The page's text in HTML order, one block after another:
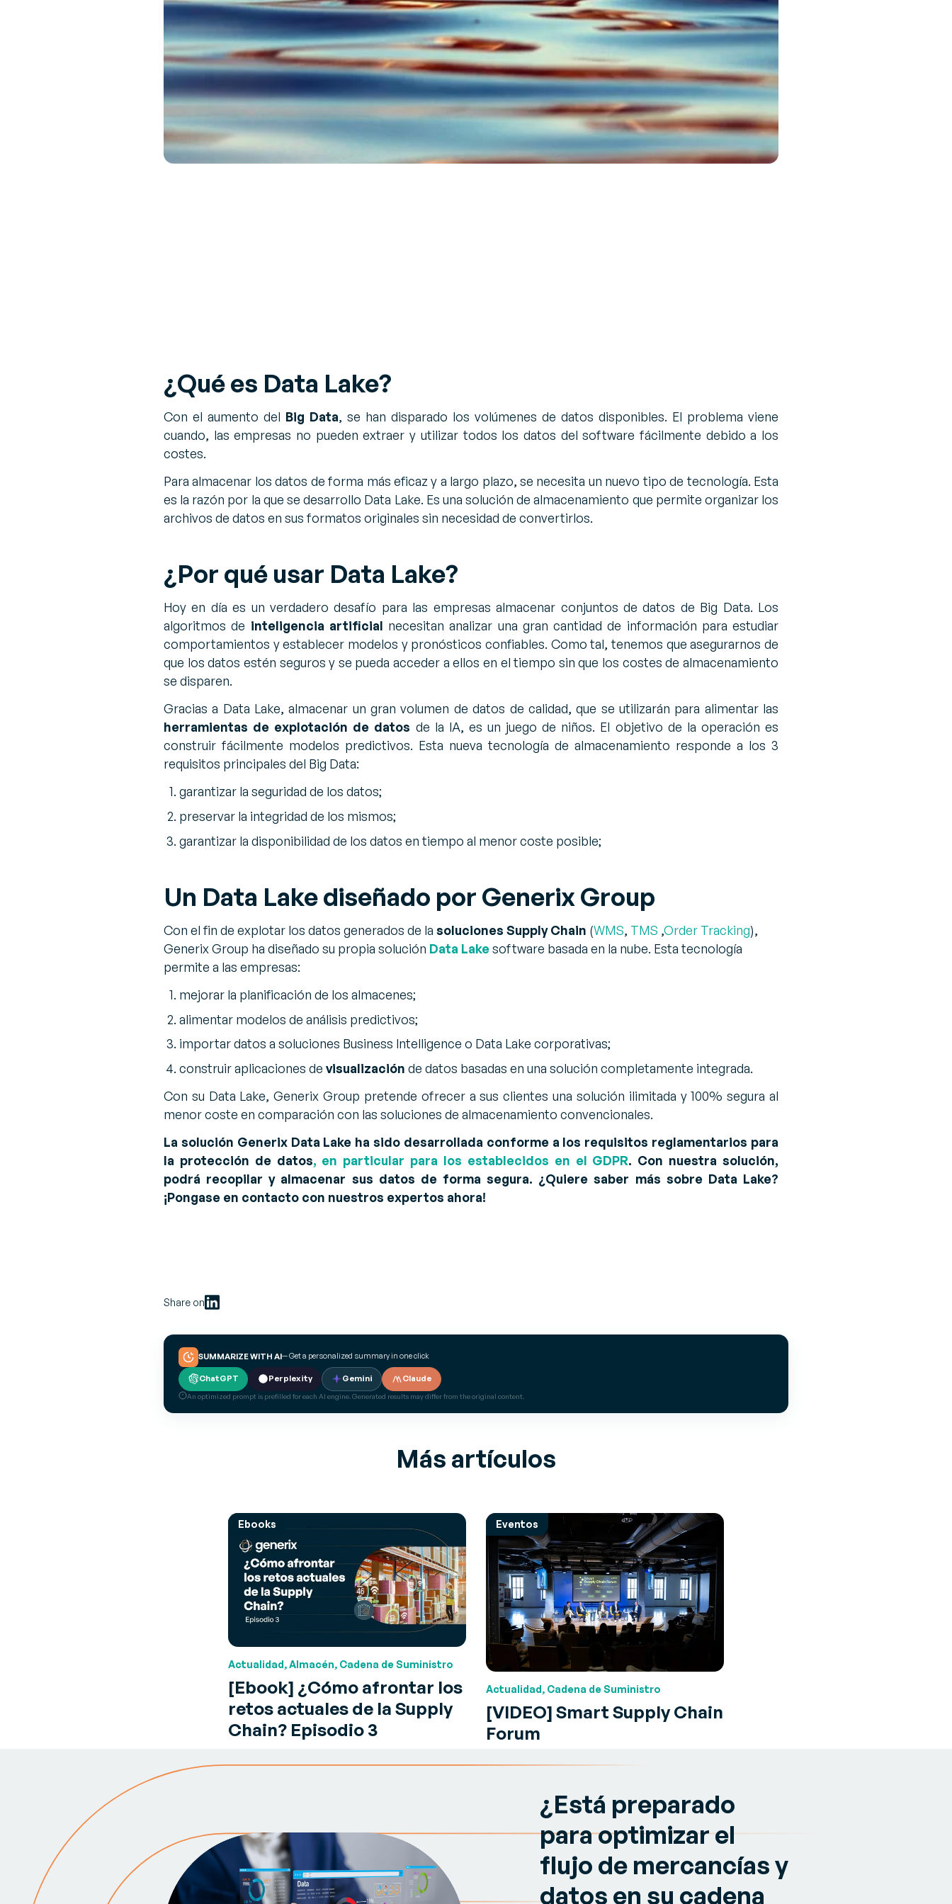
¿Qué es Data Lake?
Con el aumento del Big Data, se han disparado los volúmenes de datos disponibles. El problema viene
cuando, las empresas no pueden extraer y utilizar todos los datos del software fácilmente debido a los
costes.
Para almacenar los datos de forma más eficaz y a largo plazo, se necesita un nuevo tipo de tecnología. Esta
es la razón por la que se desarrollo Data Lake. Es una solución de almacenamiento que permite organizar los
archivos de datos en sus formatos originales sin necesidad de convertirlos.
¿Por qué usar Data Lake?
Hoy en día es un verdadero desafío para las empresas almacenar conjuntos de datos de Big Data. Los
algoritmos de inteligencia artificial necesitan analizar una gran cantidad de información para estudiar
comportamientos y establecer modelos y pronósticos confiables. Como tal, tenemos que asegurarnos de
que los datos estén seguros y se pueda acceder a ellos en el tiempo sin que los costes de almacenamiento
se disparen.
Gracias a Data Lake, almacenar un gran volumen de datos de calidad, que se utilizarán para alimentar las
herramientas de explotación de datos de la IA, es un juego de niños. El objetivo de la operación es
construir fácilmente modelos predictivos. Esta nueva tecnología de almacenamiento responde a los 3
requisitos principales del Big Data:
garantizar la seguridad de los datos;
preservar la integridad de los mismos;
garantizar la disponibilidad de los datos en tiempo al menor coste posible;
Un Data Lake diseñado por Generix Group
Con el fin de explotar los datos generados de la soluciones Supply Chain (WMS, TMS ,Order Tracking),
Generix Group ha diseñado su propia solución Data Lakesoftware basada en la nube. Esta tecnología
permite a las empresas:
mejorar la planificación de los almacenes;
alimentar modelos de análisis predictivos;
importar datos a soluciones Business Intelligence o Data Lake corporativas;
construir aplicaciones de visualización de datos basadas en una solución completamente integrada.
Con su Data Lake, Generix Group pretende ofrecer a sus clientes una solución ilimitada y 100% segura al
menor coste en comparación con las soluciones de almacenamiento convencionales.
La solución Generix Data Lake ha sido desarrollada conforme a los requisitos reglamentarios para
la protección de datos, en particular para los establecidos en el GDPR. Con nuestra solución,
podrá recopilar y almacenar sus datos de forma segura. ¿Quiere saber más sobre Data Lake?
¡Pongase en contacto con nuestros expertos ahora!
Share on
SUMMARIZE WITH AI— Get a personalized summary in one click
ChatGPT Perplexity Gemini Claude
An optimized prompt is prefilled for each AI engine. Generated results may differ from the original content.
Más artículos
Ebooks
Actualidad, Almacén, Cadena de Suministro
[Ebook] ¿Cómo afrontar los
retos actuales de la Supply
Chain? Episodio 3
Eventos
Actualidad, Cadena de Suministro
[VIDEO] Smart Supply Chain
Forum
¿Está preparado
para optimizar el
flujo de mercancías y
datos en su cadena